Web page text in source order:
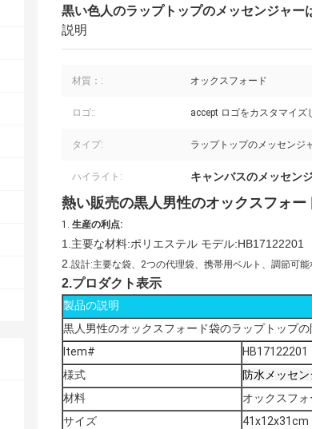
黒い色人のラップトップのメッセンジャ
説明
材質：: オックスフォード
ロゴ:: accept ロゴをカスタマイズ
タイプ: ラップトップのメッセンジ
ハイライト: キャンバスのメッセン
熱い販売の黒人男性のオックスフォ
1. 生産の利点:
1.主要な材料:ポリエステル モデル:HB17122201
2.設計:主要な袋、2つの代理袋、携帯用ベルト、調節可能
2.プロダクト表示
製品の説明
黒人男性のオックスフォード袋のラップトップ
Item#
HB17122201
様式
防水メッセ
材料
オックスフォ
サイズ
41x12x31cm